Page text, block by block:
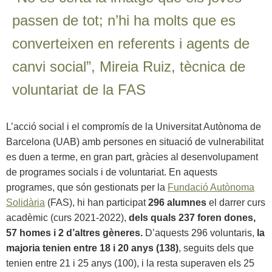
passen de tot; n’hi ha molts que es
converteixen en referents i agents de
canvi social”, Mireia Ruiz, tècnica de
voluntariat de la FAS
L’acció social i el compromís de la Universitat Autònoma de
Barcelona (UAB) amb persones en situació de vulnerabilitat
es duen a terme, en gran part, gràcies al desenvolupament
de programes socials i de voluntariat. En aquests
programes, que són gestionats per la Fundació Autònoma
Solidària (FAS), hi han participat296 alumnes el darrer curs
acadèmic (curs 2021-2022), dels quals 237 foren dones,
57 homes i 2 d’altres gèneres. D’aquests 296 voluntaris, la
majoria tenien entre 18 i 20 anys (138), seguits dels que
tenien entre 21 i 25 anys (100), i la resta superaven els 25